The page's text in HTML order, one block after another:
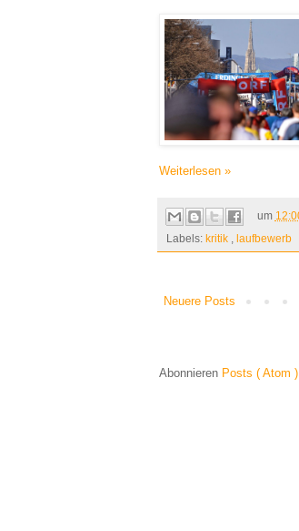
Weiterlesen »
um
Labels: kritik laufbewerb
Neuere Posts
Abonnieren Posts ( Atom )